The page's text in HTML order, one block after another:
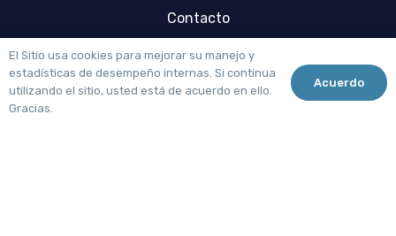
Contacto
Citas de Valoración con Asistente
El Sitio usa cookies para mejorar su manejo y
estadísticas de desempeño internas. Si continua
utilizando el sitio, usted está de acuerdo en ello.
Gracias.
Acuerdo